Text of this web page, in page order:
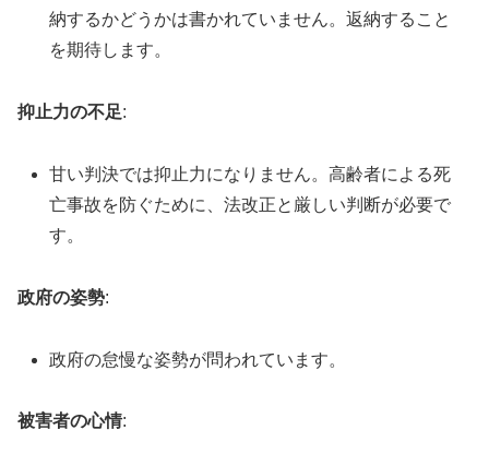
納するかどうかは書かれていません。返納すること
を期待します。
抑止力の不足:
甘い判決では抑止力になりません。高齢者による死
亡事故を防ぐために、法改正と厳しい判断が必要で
す。
政府の姿勢:
政府の怠慢な姿勢が問われています。
被害者の心情: